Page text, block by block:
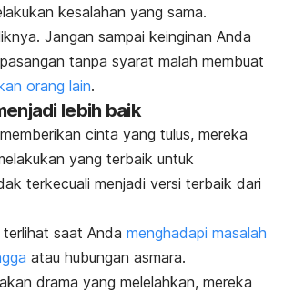
kesalahan yang sama.
Jangan sampai keinginan Anda
tanpa syarat malah membuat
orang lain.
lebih baik
cinta yang tulus, mereka
yang terbaik untuk
terkecuali menjadi versi terbaik dari
saat Anda menghadapi masalah
atau hubungan asmara.
drama yang melelahkan, mereka